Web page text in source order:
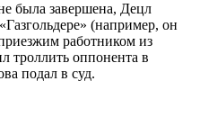
была завершена, Децл
(например, он
работником из
троллить оппонента в
подал в суд.